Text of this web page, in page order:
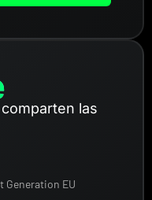
las
Generation EU